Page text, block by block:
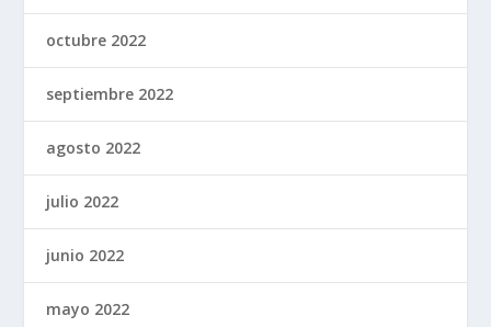
octubre 2022
septiembre 2022
agosto 2022
julio 2022
junio 2022
mayo 2022